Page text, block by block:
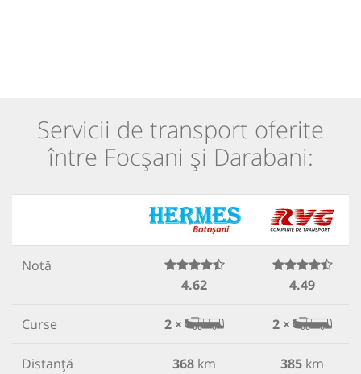
Servicii de transport oferite
între Focșani și Darabani:
Notă
4.62
4.49
Curse 2 × 2 ×
Distanță 368 km 385 km